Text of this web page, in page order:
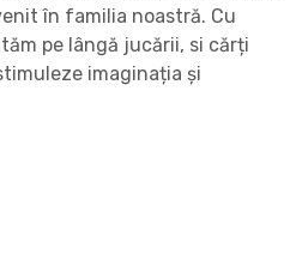
în familia noastră. Cu
pe lângă jucării, si cărți
imaginația și